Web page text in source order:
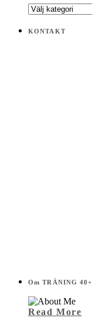
ALLA
på
KONTAKT
Om TRÄNING 40+
Read More